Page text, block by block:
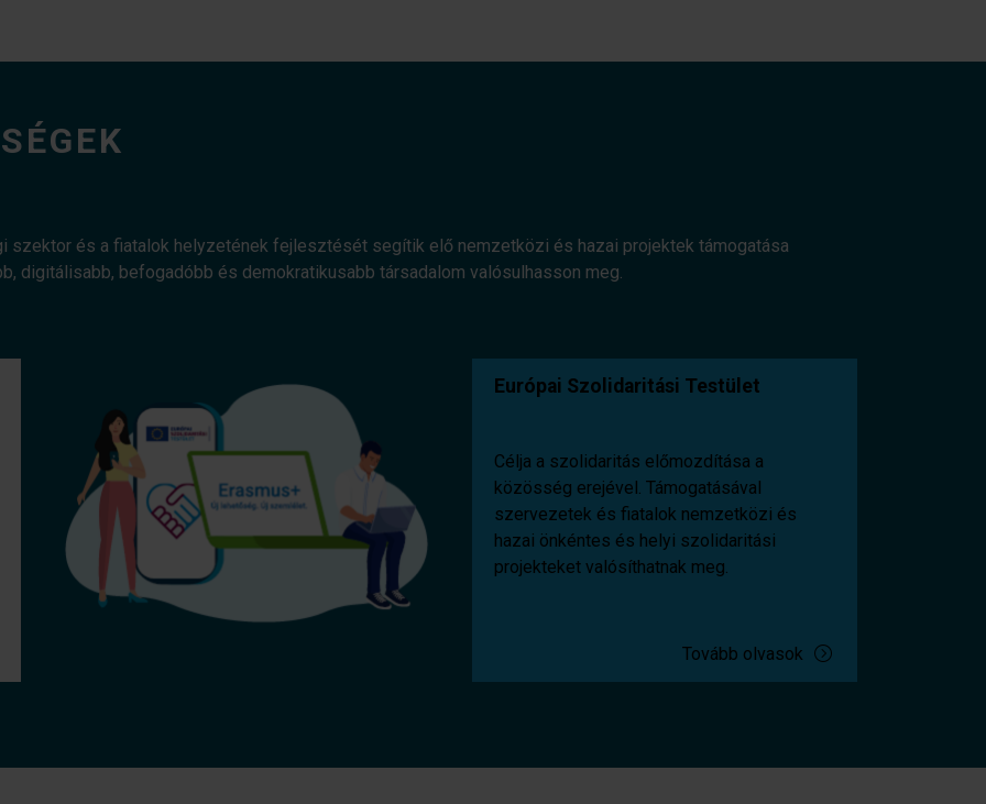
szektor és a fiatalok helyzetének fejlesztését segítik elő nemzetközi és hazai projektek támogatása
digitálisabb, befogadóbb és demokratikusabb társadalom valósulhasson meg.
Európai Szolidaritási Testület
Célja a szolidaritás előmozdítása a
közösség erejével. Támogatásával
szervezetek és fiatalok nemzetközi és
hazai önkéntes és helyi szolidaritási
projekteket valósíthatnak meg.
Tovább olvasok